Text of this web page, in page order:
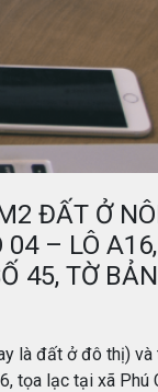
ĐẤT Ở
– LÔ
45, TỜ
là đất ở đô thị)
lạc tại xã Phú